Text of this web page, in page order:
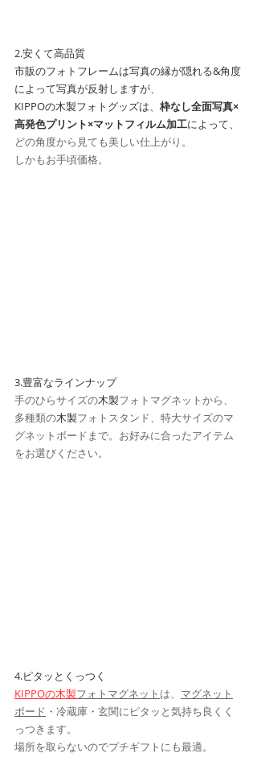
2.安くて高品質
市販のフォトフレームは写真の縁が隠れる&角度
によって写真が反射しますが、
KIPPOの木製フォトグッズは、 枠なし全面写真×
高発色プリント×マットフィルム加工によって、
どの角度から見ても美しい仕上がり。
しかもお手頃価格。
3.豊富なラインナップ
​手のひらサイズの木製フォトマグネットから、
多種類の木製フォトスタンド、特大サイズのマ
グネットボードまで。お好みに合ったアイテム
をお選びください。
4.ピタッとくっつく
KIPPOの木製フォトマグネット は、 マグネット
ボード ・冷蔵庫・玄関にピタッと気持ち良くく
っつきます。
場所を取らないのでプチギフトにも最適。